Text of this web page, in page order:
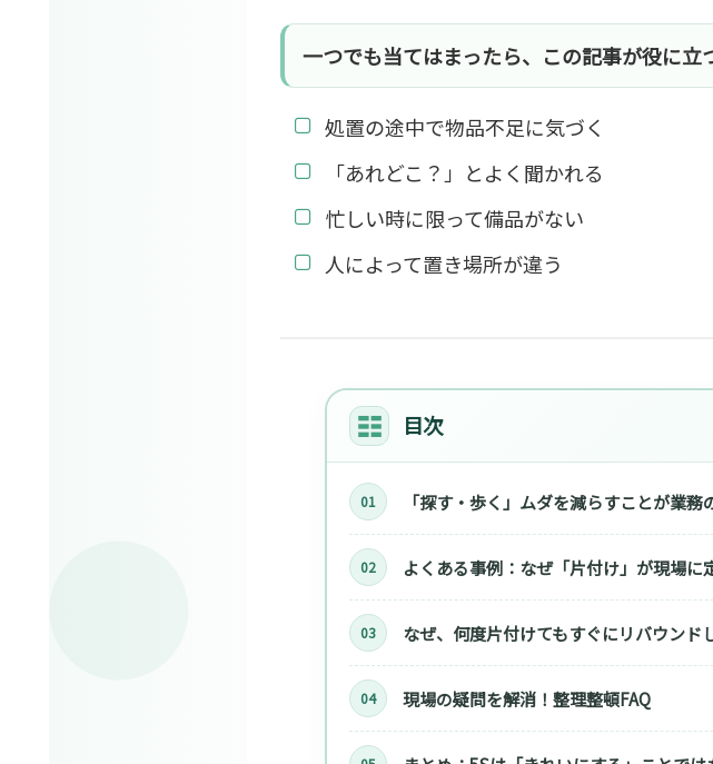
一つでも当てはまったら、この記事が役に立
処置の途中で物品不足に気づく
「あれどこ？」とよく聞かれる
忙しい時に限って備品がない
人によって置き場所が違う
目次
「探す・歩く」ムダを減らすことが業
よくある事例：なぜ「片付け」が現場に
なぜ、何度片付けてもすぐにリバウンド
現場の疑問を解消！整理整頓FAQ